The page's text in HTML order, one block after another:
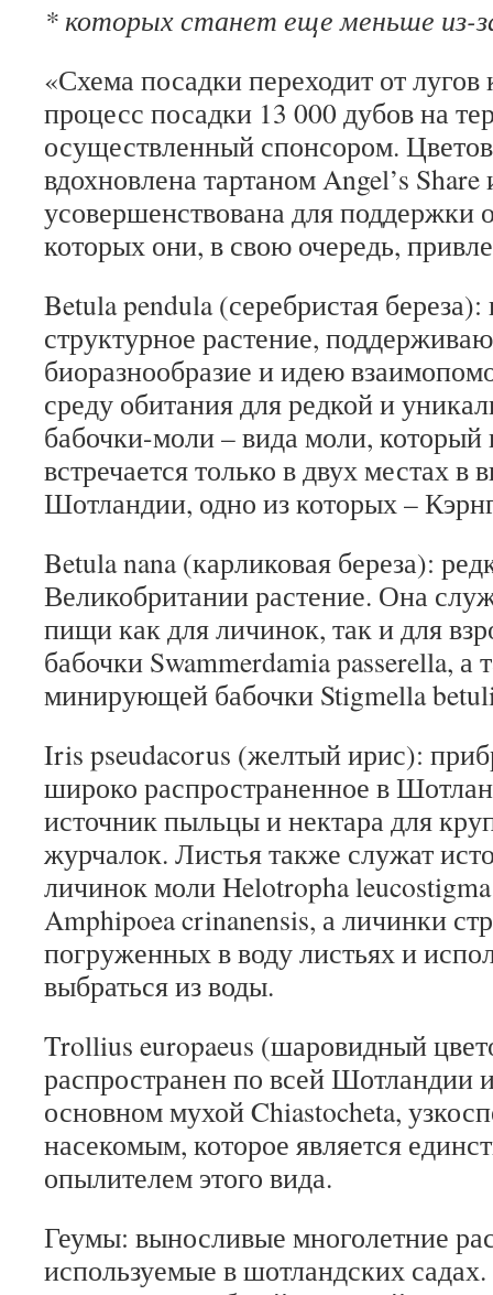
* которых станет еще меньше из-
«Схема посадки переходит от
процесс посадки 13 000 дубов на
осуществленный спонсором.
вдохновлена ​​тартаном Angel’s
усовершенствована для поддержки
которых они, в свою очередь,
Betula pendula (серебристая
структурное растение,
биоразнообразие и идею
среду обитания для редкой и
бабочки-моли – вида моли, который
встречается только в двух местах в
Шотландии, одно из которых –
Betula nana (карликовая береза):
Великобритании растение. Она
пищи как для личинок, так и для
бабочки Swammerdamia passerella, а
минирующей бабочки Stigmella
Iris pseudacorus (желтый ирис):
широко распространенное в
источник пыльцы и нектара для
журчалок. Листья также служат
личинок моли Helotropha
Amphipoea crinanensis, а личинки
погруженных в воду листьях и
выбраться из воды.
Trollius europaeus (шаровидный
распространен по всей Шотландии
основном мухой Chiastocheta,
насекомым, которое является
опылителем этого вида.
Геумы: выносливые многолетние
используемые в шотландских садах.